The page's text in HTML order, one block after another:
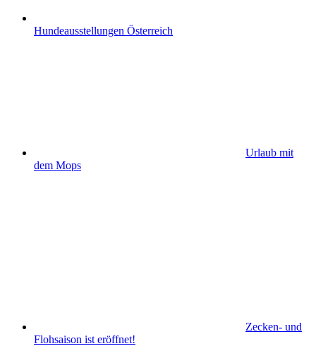
Hundeausstellungen Österreich
Urlaub mit
dem Mops
Zecken- und
Flohsaison ist eröffnet!